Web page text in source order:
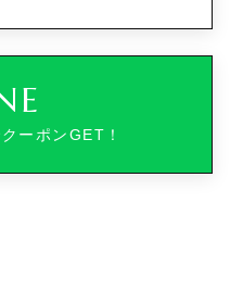
ーポンGET！